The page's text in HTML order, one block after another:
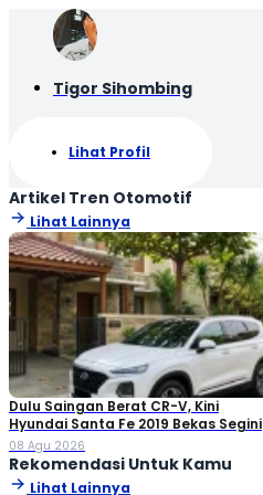
Tigor Sihombing
Lihat Profil
Artikel Tren Otomotif
Lihat Lainnya
Dulu Saingan Berat CR-V, Kini
Hyundai Santa Fe 2019 Bekas Segini
Harganya
08 Agu 2026
Rekomendasi Untuk Kamu
Lihat Lainnya